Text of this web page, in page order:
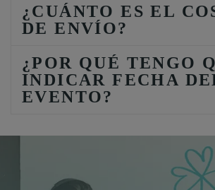
¿CUÁNTO ES EL
DE ENVÍO?
¿POR QUÉ TENGO
INDICAR FECHA
EVENTO?